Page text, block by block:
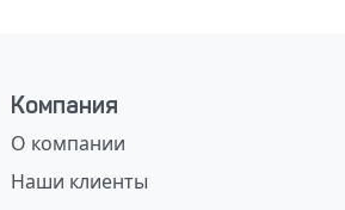
Компания
О компании
Наши клиенты